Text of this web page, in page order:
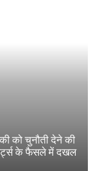
को चुनौती देने की
के फैसले में दखल